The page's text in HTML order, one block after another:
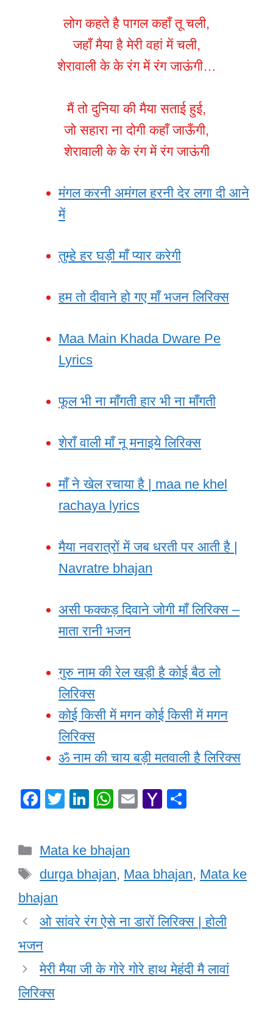
लोग कहते है पागल कहाँ तू चली,
जहाँ मैया है मेरी वहां में चली,
शेरावाली के के रंग में रंग जाऊंगी…
मैं तो दुनिया की मैया सताई हुई,
जो सहारा ना दोगी कहाँ जाऊँगी,
शेरावाली के के रंग में रंग जाऊंगी
मंगल करनी अमंगल हरनी देर लगा दी आने
में
तुम्हे हर घड़ी माँ प्यार करेगी
हम तो दीवाने हो गए माँ भजन लिरिक्स
Maa Main Khada Dware Pe
Lyrics
फूल भी ना माँगती हार भी ना माँगती
शेराँ वाली माँ नू मनाइये लिरिक्स
माँ ने खेल रचाया है | maa ne khel
rachaya lyrics
मैया नवरात्रों में जब धरती पर आती है |
Navratre bhajan
असी फक्कड़ दिवाने जोगी माँ लिरिक्स –
माता रानी भजन
गुरु नाम की रेल खड़ी है कोई बैठ लो
लिरिक्स
कोई किसी में मगन कोई किसी में मगन
लिरिक्स
ॐ नाम की चाय बड़ी मतवाली है लिरिक्स
F
e
b
o
o
k
T
er
Li
e
dI
W
s
A
p
E
Y
o
ail
Categories
Mata ke bhajan
Tags
durga bhajan, Maa bhajan, Mata ke
bhajan
ओ सांवरे रंग ऐसे ना डारों लिरिक्स | होली
भजन
मेरी मैया जी के गोरे गोरे हाथ मेहंदी मै लावां
लिरिक्स